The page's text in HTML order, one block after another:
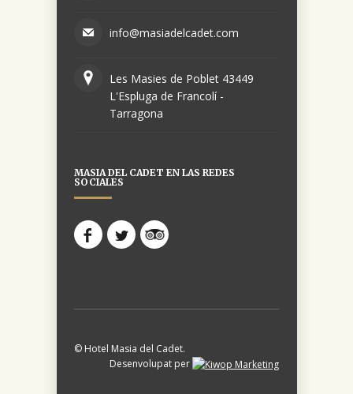
info@masiadelcadet.com
Les Masies de Poblet 43449
L'Espluga de Francolí -
Tarragona
MASIA DEL CADET EN LAS REDES
SOCIALES
© Hotel Masia del Cadet.
Desenvolupat per